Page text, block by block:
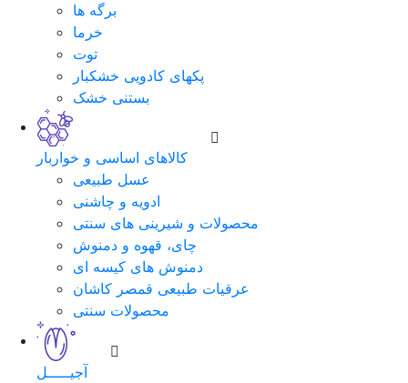
برگه ها
خرما
توت
پکهای کادویی خشکبار
بستنی خشک
کالاهای اساسی و خواربار
عسل طبیعی
ادویه و چاشنی
محصولات و شیرینی های سنتی
چای، قهوه و دمنوش
دمنوش های کیسه ای
عرقیات طبیعی قمصر کاشان
محصولات سنتی
آجیـــــل